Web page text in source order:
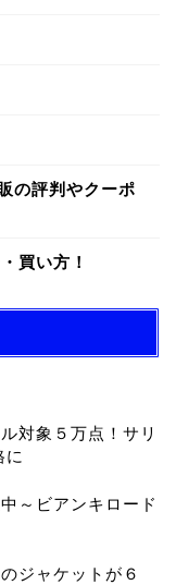
の評判やクーポ
買い方！
対象５万点！サリ
に
～ビアンキロード
ジャケットが６